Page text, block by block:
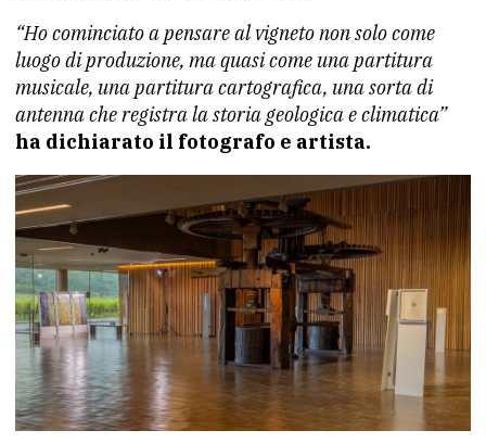
“Ho cominciato a pensare al vigneto non solo come
luogo di produzione, ma quasi come una partitura
musicale, una partitura cartografica, una sorta di
antenna che registra la storia geologica e climatica”
ha dichiarato il fotografo e artista.